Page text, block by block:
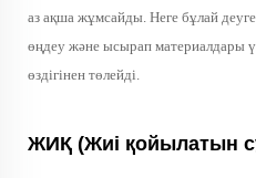
аз ақша жұмсайды. Неге бұлай
өңдеу және ысырап материалдары
өздігінен төлейді.
ЖИҚ (Жиі қойылатын